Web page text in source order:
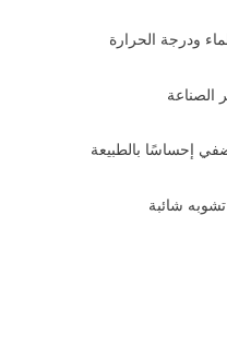
ودرجة الحرارة
الصناعة
إحساسًا بالطبيعة
شائبة